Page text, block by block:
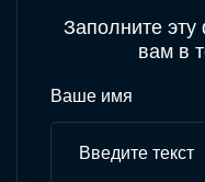
Заполните
вам в
Ваше имя